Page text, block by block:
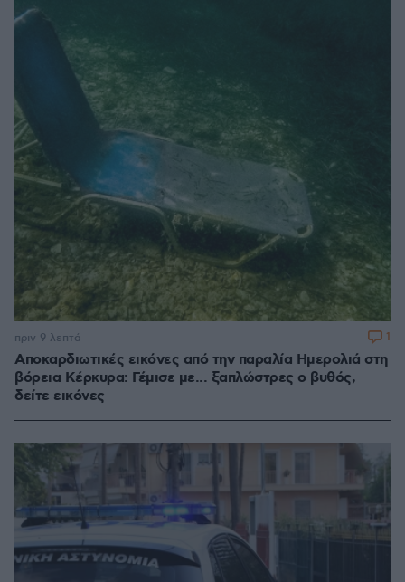
Αποκαρδιωτικές εικόνες από την παραλία Ημερολιά στη
βόρεια Κέρκυρα: Γέμισε με... ξαπλώστρες ο βυθός,
δείτε εικόνες
πριν 9 λεπτά 1